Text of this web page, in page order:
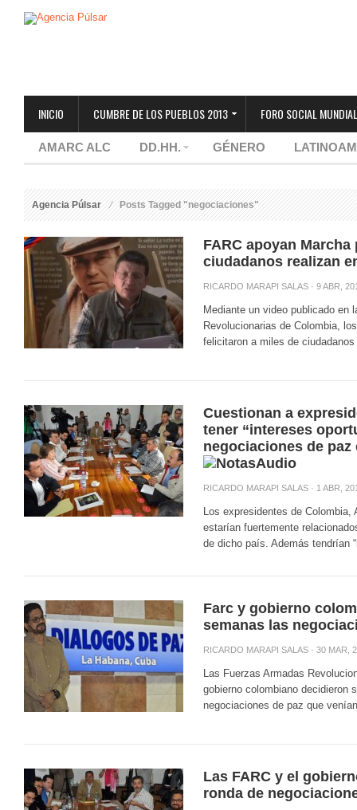
INICIO CUMBRE DE LOS PUEBLOS 2013 FORO SOCIAL
AMARC ALC DD.HH. GÉNERO
Agencia Púlsar Posts Tagged "negociaciones"
FARC apoyan
ciudadanos realizan
RICARDO MARAPI SALAS · 9 ABR,
Mediante un video publicado en
Revolucionarias de Colombia,
felicitaron a miles de
Cuestionan a
tener “intereses
negociaciones de paz
RICARDO MARAPI SALAS · 1 ABR,
Los expresidentes de
estarían fuertemente
de dicho país. Además tendrían
Farc y gobierno
semanas las
RICARDO MARAPI SALAS · 30 MAR,
Las Fuerzas Armadas
gobierno colombiano decidieron
negociaciones de paz que
Las FARC y el
ronda de